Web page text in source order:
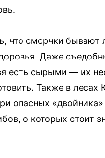
что сморчки бывают
Даже
есть сырыми — их
Также в лесах
опасных «двойника»
о которых стоит